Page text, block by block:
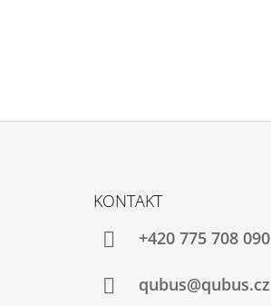
KONTAKT
+420 775 708 090
qubus@qubus.cz